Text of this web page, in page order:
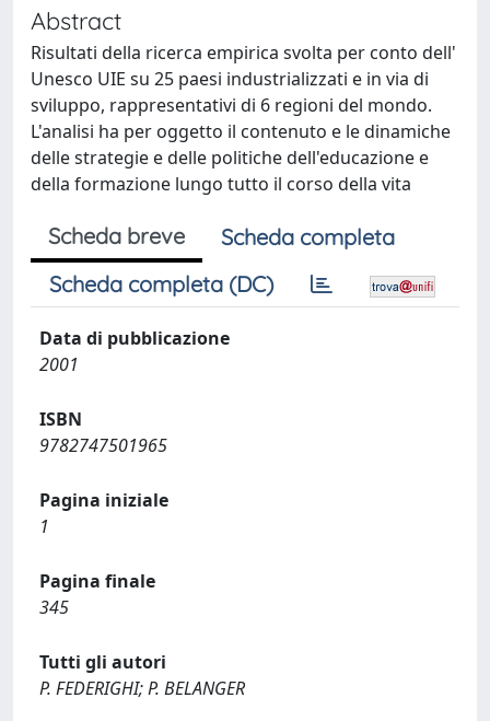
Abstract
Risultati della ricerca empirica svolta per conto dell'
Unesco UIE su 25 paesi industrializzati e in via di
sviluppo, rappresentativi di 6 regioni del mondo.
L'analisi ha per oggetto il contenuto e le dinamiche
delle strategie e delle politiche dell'educazione e
della formazione lungo tutto il corso della vita
Scheda breve
Scheda completa
Scheda completa (DC)
Data di pubblicazione
2001
ISBN
9782747501965
Pagina iniziale
1
Pagina finale
345
Tutti gli autori
P. FEDERIGHI; P. BELANGER